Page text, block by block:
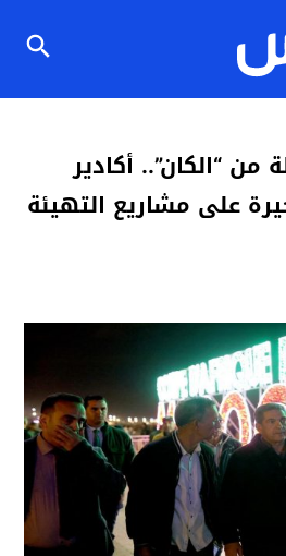
من “الكان”.. أكادير
على مشاريع التهيئة